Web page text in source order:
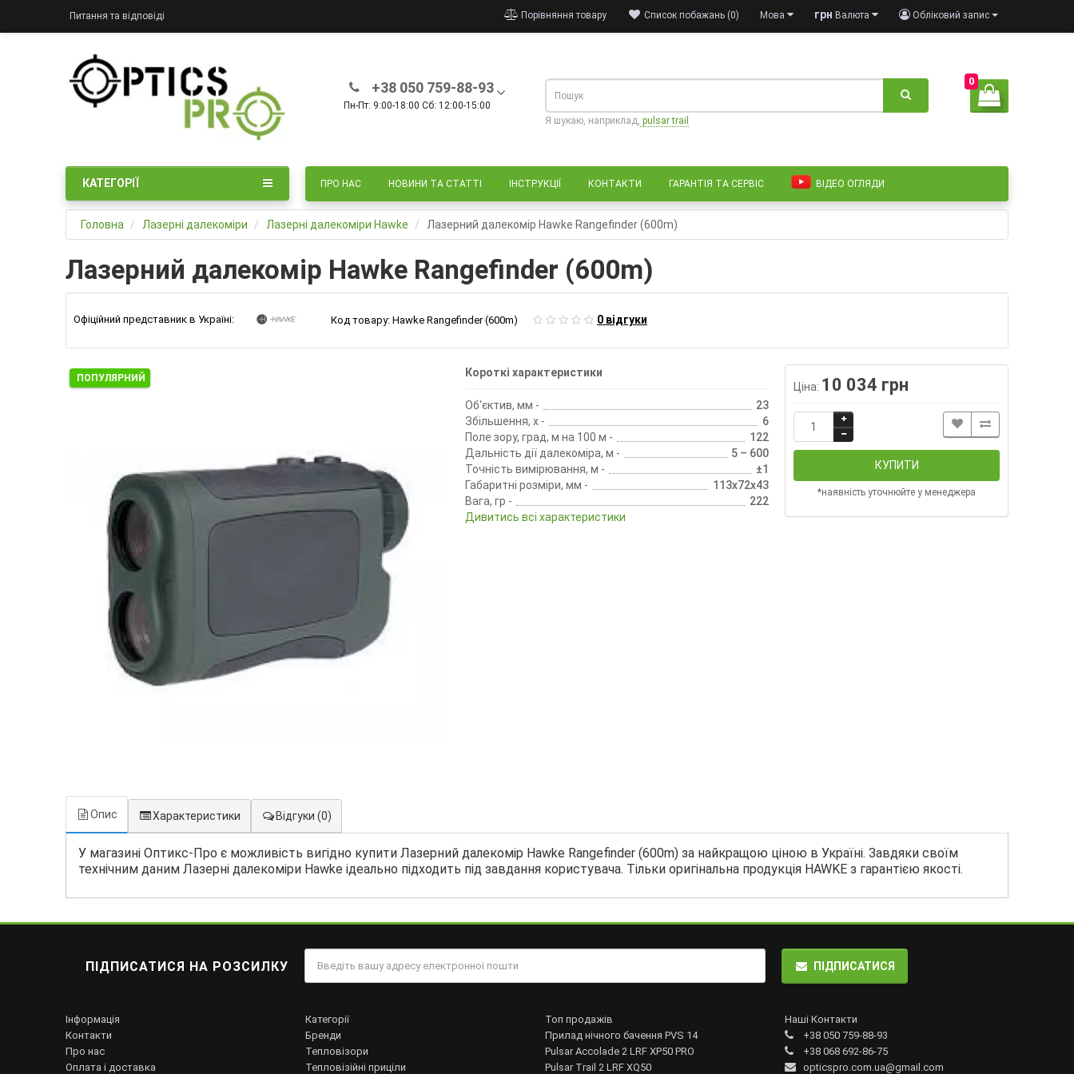
Питання та відповіді Обліковий запис
грн Валюта
Мова
Список побажань (0)
Порівняння товару
+38 050 759-88-93
Пн-Пт: 9:00-18:00 Сб: 12:00-15:00
0
Я шукаю, наприклад, pulsar trail
ПРО НАС НОВИНИ ТА СТАТТІ ІНСТРУКЦІЇ КОНТАКТИ ГАРАНТІЯ ТА СЕРВІС ВІДЕО ОГЛЯДИ
КАТЕГОРІЇ
Головна Лазерні далекоміри Лазерні далекоміри Hawke Лазерний далекомір Hawke Rangefinder (600m)
Лазерний далекомір Hawke Rangefinder (600m)
Офіційний представник в Україні: Код товару: Hawke Rangefinder (600m) 0 відгуки
ПОПУЛЯРНИЙ Короткі характеристики
Об'єктив, мм -
23
Збільшення, х -
6
Поле зору, град, м на 100 м -
122
Дальність дії далекоміра, м -
5 – 600
Точність вимірювання, м -
±1
Габаритні розміри, мм -
113х72х43
Вага, гр -
222
Дивитись всі характеристики
Ціна: 10 034 грн
КУПИТИ
*наявність уточнюйте у менеджера
Опис Характеристики Відгуки (0)
У магазині Оптикс-Про є можливість вигідно купити Лазерний далекомір Hawke Rangefinder (600m) за найкращою ціною в Україні. Завдяки своїм
технічним даним Лазерні далекоміри Hawke ідеально підходить під завдання користувача. Тільки оригінальна продукція HAWKE з гарантією якості.
ПІДПИСАТИСЯ НА РОЗСИЛКУ ПІДПИСАТИСЯ
Інформація
Контакти
Про нас
Оплата і доставка
Категорії
Бренди
Тепловізори
Тепловізійні приціли
Топ продажів
Прилад нічного бачення PVS 14
Pulsar Accolade 2 LRF XP50 PRO
Pulsar Trail 2 LRF XQ50
Наші Контакти
+38 050 759-88-93
+38 068 692-86-75
opticspro.com.ua@gmail.com